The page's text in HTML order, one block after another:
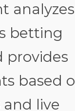
analyzes
betting
provides
based
live